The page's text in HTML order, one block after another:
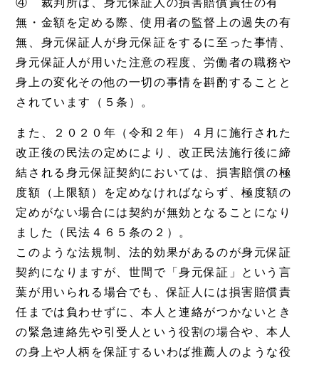
無・金額を定める際、使用者の監督上の過失の有
無、身元保証人が身元保証をするに至った事情、
身元保証人が用いた注意の程度、労働者の職務や
身上の変化その他の一切の事情を斟酌することと
されています（５条）。
また、２０２０年（令和２年）４月に施行された
改正後の民法の定めにより、改正民法施行後に締
結される身元保証契約においては、損害賠償の極
度額（上限額）を定めなければならず、極度額の
定めがない場合には契約が無効となることになり
ました（民法４６５条の２）。
このような法規制、法的効果があるのが身元保証
契約になりますが、世間で「身元保証」という言
葉が用いられる場合でも、保証人には損害賠償責
任までは負わせずに、本人と連絡がつかないとき
の緊急連絡先や引受人という役割の場合や、本人
の身上や人柄を保証するいわば推薦人のような役